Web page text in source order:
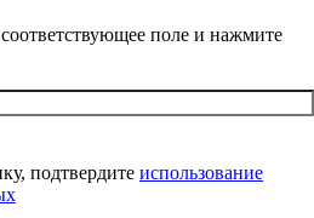
поле и нажмите
подтвердите использование